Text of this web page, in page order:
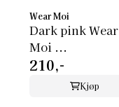
Wear Moi
Dark pink Wear
Moi ...
210,-
Kjøp